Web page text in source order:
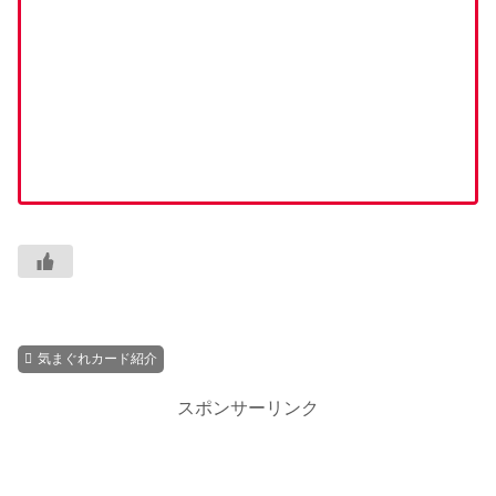
気まぐれカード紹介
スポンサーリンク